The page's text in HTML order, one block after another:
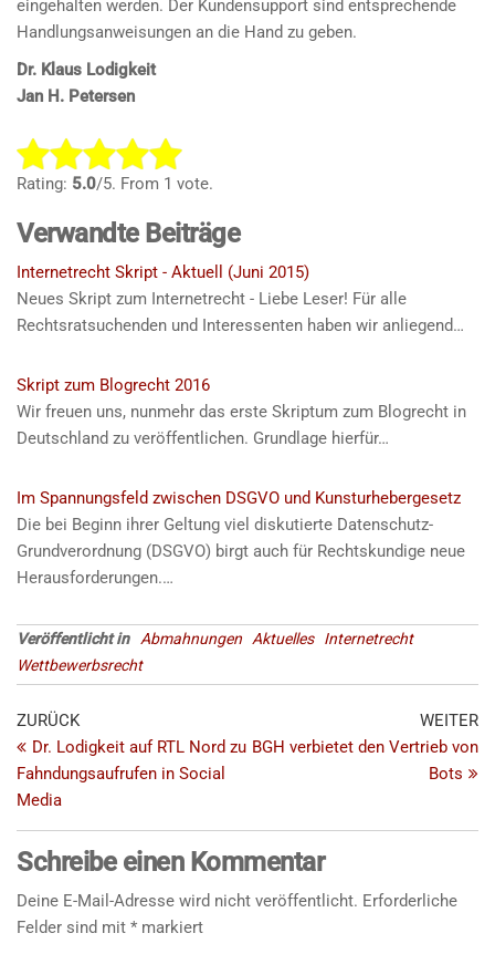
eingehalten werden. Der Kundensupport sind entsprechende
Handlungsanweisungen an die Hand zu geben.
Dr. Klaus Lodigkeit
Jan H. Petersen
R
a
e
h
i
s
t
e
m
Submit
Rating
Rating: 5.0/5. From 1 vote.
Verwandte Beiträge
Internetrecht Skript - Aktuell (Juni 2015)
Neues Skript zum Internetrecht - Liebe Leser! Für alle
Rechtsratsuchenden und Interessenten haben wir anliegend…
Skript zum Blogrecht 2016
Wir freuen uns, nunmehr das erste Skriptum zum Blogrecht in
Deutschland zu veröffentlichen. Grundlage hierfür…
Im Spannungsfeld zwischen DSGVO und Kunsturhebergesetz
Die bei Beginn ihrer Geltung viel diskutierte Datenschutz-
Grundverordnung (DSGVO) birgt auch für Rechtskundige neue
Herausforderungen.…
Veröffentlicht in Abmahnungen Aktuelles
Internetrecht
Wettbewerbsrecht
ZURÜCK
Dr. Lodigkeit auf RTL Nord zu
Fahndungsaufrufen in Social
Media
WEITER
BGH verbietet den Vertrieb von
Bots
Schreibe einen Kommentar
Deine E-Mail-Adresse wird nicht veröffentlicht. Erforderliche
Felder sind mit * markiert